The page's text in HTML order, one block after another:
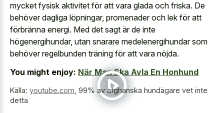
mycket fysisk aktivitet för att vara glada och friska. De
behöver dagliga löpningar, promenader och lek för att
förbränna energi. Med det sagt är de inte
högenergihundar, utan snarare medelenergihundar som
behöver regelbunden träning för att vara nöjda.
You might enjoy: När Man Ska Avla En Honhund
Källa: youtube.com 99% av afghanska hundägare vet inte
detta